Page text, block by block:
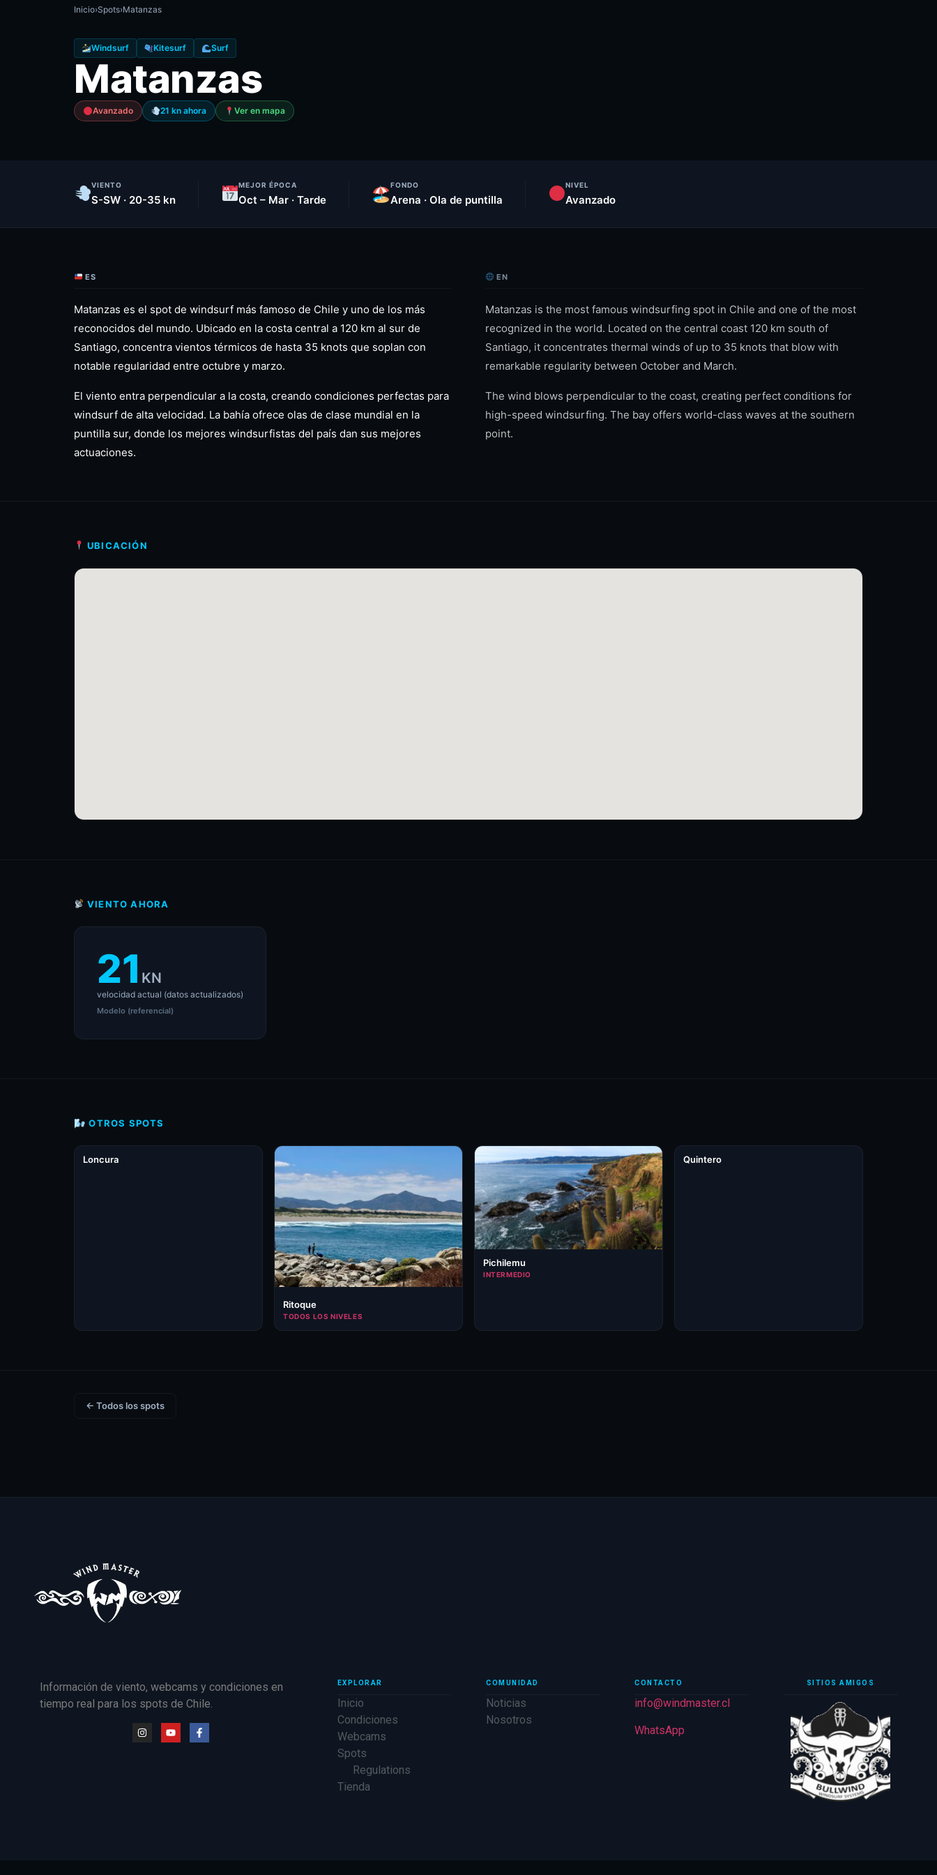
Inicio›Spots›Matanzas
Windsurf Kitesurf Surf
Matanzas
Avanzado 21 kn ahora Ver en mapa
VIENTO
S-SW · 20-35 kn
MEJOR ÉPOCA
Oct – Mar · Tarde 🏖FONDO
Arena · Ola de puntilla
NIVEL
Avanzado
ES
Matanzas es el spot de windsurf más famoso de Chile y uno de los más
reconocidos del mundo. Ubicado en la costa central a 120 km al sur de
Santiago, concentra vientos térmicos de hasta 35 knots que soplan con
notable regularidad entre octubre y marzo.
El viento entra perpendicular a la costa, creando condiciones perfectas para
windsurf de alta velocidad. La bahía ofrece olas de clase mundial en la
puntilla sur, donde los mejores windsurfistas del país dan sus mejores
actuaciones.
EN
Matanzas is the most famous windsurfing spot in Chile and one of the most
recognized in the world. Located on the central coast 120 km south of
Santiago, it concentrates thermal winds of up to 35 knots that blow with
remarkable regularity between October and March.
The wind blows perpendicular to the coast, creating perfect conditions for
high-speed windsurfing. The bay offers world-class waves at the southern
point.
UBICACIÓN
VIENTO AHORA
21 KN
velocidad actual (datos actualizados)
Modelo (referencial)
🌬 OTROS SPOTS
Loncura
Ritoque
TODOS LOS NIVELES
Pichilemu
INTERMEDIO
Quintero
← Todos los spots
Información de viento, webcams y condiciones en
tiempo real para los spots de Chile.
EXPLORAR
Inicio
Condiciones
Webcams
Spots
Regulations
Tienda
COMUNIDAD
Noticias
Nosotros
CONTACTO
info@windmaster.cl
WhatsApp
SITIOS AMIGOS